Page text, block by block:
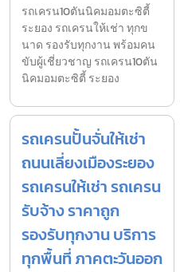
รถเครน10ตันนิคมอมตะซิตี้
ระยอง รถเครนให้เช่า ทุกข
นาด รองรับทุกงาน พร้อมคน
ขับผู้เชี่ยวชาญ รถเครน10ตัน
นิคมอมตะซิตี้ ระยอง
รถเครนปั้นจั่นให้เช่า
ถนนเลี่ยงเมืองระยอง
รถเครนให้เช่า รถเครน
รับจ้าง ราคาถูก
รองรับทุกงาน บริการ
ทุกพื้นที่ ภาคตะวันออก